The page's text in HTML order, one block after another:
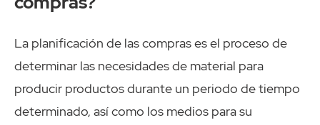
La planificación de las compras es el proceso de
determinar las necesidades de material para
producir productos durante un periodo de tiempo
determinado, así como los medios para su